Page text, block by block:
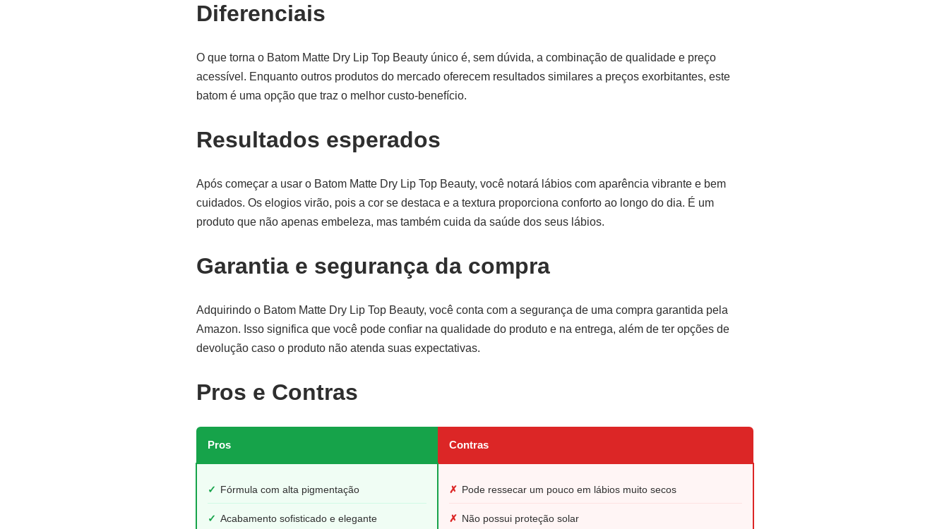
Diferenciais
O que torna o Batom Matte Dry Lip Top Beauty único é, sem dúvida, a combinação de qualidade e preço
acessível. Enquanto outros produtos do mercado oferecem resultados similares a preços exorbitantes, este
batom é uma opção que traz o melhor custo-benefício.
Resultados esperados
Após começar a usar o Batom Matte Dry Lip Top Beauty, você notará lábios com aparência vibrante e bem
cuidados. Os elogios virão, pois a cor se destaca e a textura proporciona conforto ao longo do dia. É um
produto que não apenas embeleza, mas também cuida da saúde dos seus lábios.
Garantia e segurança da compra
Adquirindo o Batom Matte Dry Lip Top Beauty, você conta com a segurança de uma compra garantida pela
Amazon. Isso significa que você pode confiar na qualidade do produto e na entrega, além de ter opções de
devolução caso o produto não atenda suas expectativas.
Pros e Contras
Pros Contras
✓ Fórmula com alta pigmentação
✓ Acabamento sofisticado e elegante
✗ Pode ressecar um pouco em lábios muito secos
✗ Não possui proteção solar